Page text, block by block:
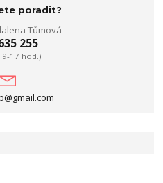
poradit?
Tůmová
255
9-17 hod.)